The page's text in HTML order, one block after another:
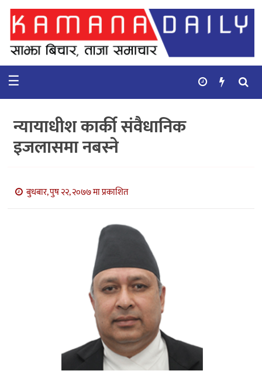
गृहपृष्ठ
समाचार
कुराकानी
बाणिज्य
☰
न्यायाधीश कार्की संवैधानिक
इजलासमा नबस्ने
बुधबार, पुष २२, २०७७ मा प्रकाशित